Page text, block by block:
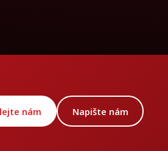
nám Napište nám